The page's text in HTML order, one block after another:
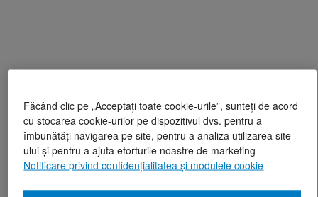
Făcând clic pe „Acceptați toate cookie-urile”, sunteți de acord
cu stocarea cookie-urilor pe dispozitivul dvs. pentru a
îmbunătăți navigarea pe site, pentru a analiza utilizarea site-
ului și pentru a ajuta eforturile noastre de marketing
Notificare privind confidențialitatea și modulele cookie